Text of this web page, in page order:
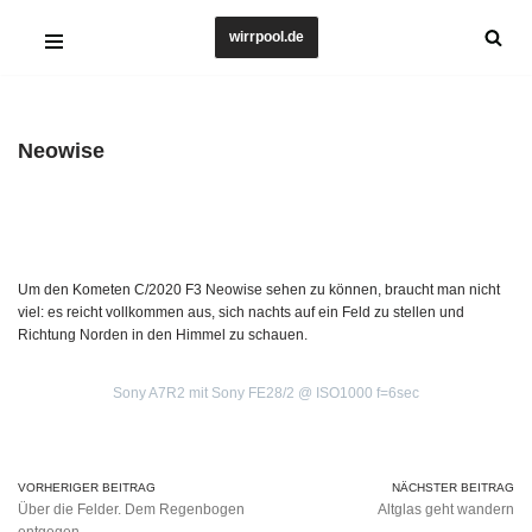
wirrpool.de
Neowise
Um den Kometen C/2020 F3 Neowise sehen zu können, braucht man nicht
viel: es reicht vollkommen aus, sich nachts auf ein Feld zu stellen und
Richtung Norden in den Himmel zu schauen.
Sony A7R2 mit Sony FE28/2 @ ISO1000 f=6sec
VORHERIGER BEITRAG
Über die Felder. Dem Regenbogen
NÄCHSTER BEITRAG
Altglas geht wandern